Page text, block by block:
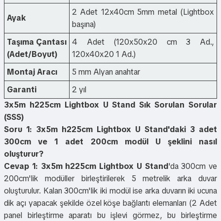
Ayak
2 Adet 12x40cm 5mm metal (Lightbox
başına)
Taşıma Çantası
(Adet/Boyut)
4 Adet (120x50x20 cm 3 Ad.,
120x40x20 1 Ad.)
Montaj Aracı
5 mm Alyan anahtar
Garanti
2 yıl
3x5m h225cm Lightbox U Stand Sık Sorulan Sorular
(SSS)
Soru 1: 3x5m h225cm Lightbox U Stand'daki 3 adet
300cm ve 1 adet 200cm modül U şeklini nasıl
oluşturur?
Cevap 1: 3x5m h225cm Lightbox U Stand'da 300cm ve
200cm'lik modüller birleştirilerek 5 metrelik arka duvar
oluşturulur. Kalan 300cm'lik iki modül ise arka duvarın iki ucuna
dik açı yapacak şekilde özel köşe bağlantı elemanları (2 Adet
panel birleştirme aparatı bu işlevi görmez, bu birleştirme